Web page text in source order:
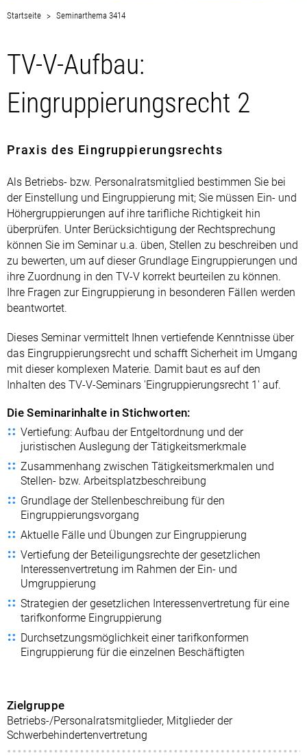
Startseite Seminarthema 3414
TV-V-Aufbau:
Eingruppierungsrecht 2
Praxis des Eingruppierungsrechts
Als Betriebs- bzw. Personalratsmitglied bestimmen Sie bei
der Einstellung und Eingruppierung mit; Sie müssen Ein- und
Höhergruppierungen auf ihre tarifliche Richtigkeit hin
überprüfen. Unter Berücksichtigung der Rechtsprechung
können Sie im Seminar u.a. üben, Stellen zu beschreiben und
zu bewerten, um auf dieser Grundlage Eingruppierungen und
ihre Zuordnung in den TV-V korrekt beurteilen zu können.
Ihre Fragen zur Eingruppierung in besonderen Fällen werden
beantwortet.
Dieses Seminar vermittelt Ihnen vertiefende Kenntnisse über
das Eingruppierungsrecht und schafft Sicherheit im Umgang
mit dieser komplexen Materie. Damit baut es auf den
Inhalten des TV-V-Seminars 'Eingruppierungsrecht 1' auf.
Die Seminarinhalte in Stichworten:
Vertiefung: Aufbau der Entgeltordnung und der
juristischen Auslegung der Tätigkeitsmerkmale
Zusammenhang zwischen Tätigkeitsmerkmalen und
Stellen- bzw. Arbeitsplatzbeschreibung
Grundlage der Stellenbeschreibung für den
Eingruppierungsvorgang
Aktuelle Fälle und Übungen zur Eingruppierung
Vertiefung der Beteiligungsrechte der gesetzlichen
Interessenvertretung im Rahmen der Ein- und
Umgruppierung
Strategien der gesetzlichen Interessenvertretung für eine
tarifkonforme Eingruppierung
Durchsetzungsmöglichkeit einer tarifkonformen
Eingruppierung für die einzelnen Beschäftigten
Zielgruppe
Betriebs-/Personalratsmitglieder, Mitglieder der
Schwerbehindertenvertretung